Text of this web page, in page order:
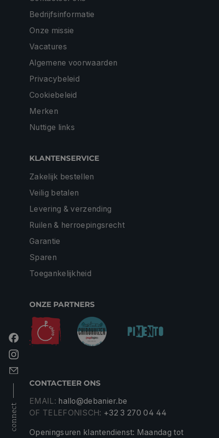
connect
Bedrijfsinformatie
Onze missie
Vacatures
Algemene voorwaarden
Privacybeleid
Cookiebeleid
Merken
Nuttige links
KLANTENSERVICE
Zakelijk bestellen
Veilig betalen
Levering & verzending
Ruilen & herroepingsrecht
Garantie
Sparen
Toegankelijkheid
ONZE PARTNERS
CONTACTEER ONS
EMAIL: hallo@debanier.be
OF TELEFONISCH: +32 3 270 04 44
Openingsuren klantendienst: Maandag tot